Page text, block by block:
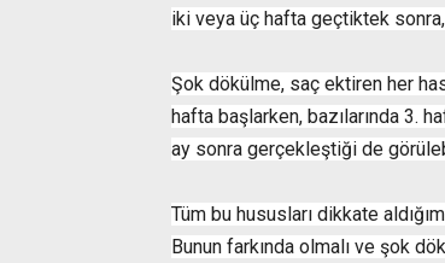
iki veya üç hafta geçtiktek
Şok dökülme, saç ektiren her
hafta başlarken, bazılarında 3.
ay sonra gerçekleştiği de
Tüm bu hususları dikkate
Bunun farkında olmalı ve şok